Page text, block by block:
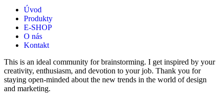
Úvod
Produkty
E-SHOP
O nás
Kontakt
This is an ideal community for brainstorming. I get inspired by your
creativity, enthusiasm, and devotion to your job. Thank you for
staying open-minded about the new trends in the world of design
and marketing.